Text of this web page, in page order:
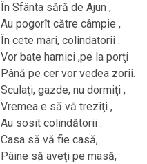
În Sfânta sără de Ajun ,
Au pogorît către câmpie ,
În cete mari, colindatorii .
Vor bate harnici ,pe la porţi
Până pe cer vor vedea zorii.
Sculaţi, gazde, nu dormiţi ,
Vremea e să vă treziţi ,
Au sosit colindătorii .
Casa să vă fie casă,
Pâine să aveţi pe masă,